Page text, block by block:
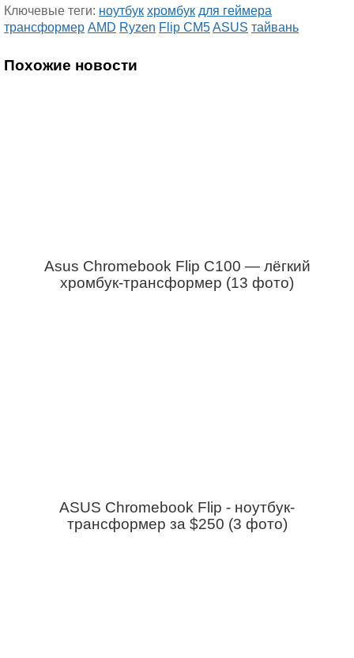
Ключевые теги: ноутбук хромбук для геймера
трансформер AMD Ryzen Flip CM5ASUS тайвань
Похожие новости
Asus Chromebook Flip C100 — лёгкий
хромбук-трансформер (13 фото)
ASUS Chromebook Flip - ноутбук-
трансформер за $250 (3 фото)